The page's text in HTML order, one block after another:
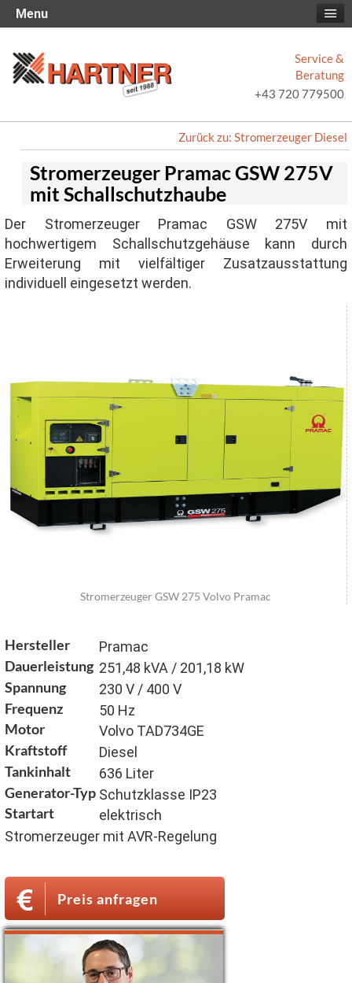
Service &
Beratung
+43 720 779500
Zurück zu: Stromerzeuger Diesel
Stromerzeuger Pramac GSW 275V
mit Schallschutzhaube
Der Stromerzeuger Pramac GSW 275V mit
hochwertigem Schallschutzgehäuse kann durch
Erweiterung mit vielfältiger Zusatzausstattung
individuell eingesetzt werden.
Stromerzeuger GSW 275 Volvo Pramac
Hersteller Pramac
Dauerleistung 251,48 kVA / 201,18 kW
Spannung 230 V / 400 V
Frequenz 50 Hz
Motor Volvo TAD734GE
Kraftstoff Diesel
Tankinhalt 636 Liter
Generator-Typ Schutzklasse IP23
Startart
elektrisch
Stromerzeuger mit AVR-Regelung
Preis anfragen
Menu